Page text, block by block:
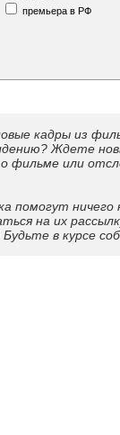
премьера в РФ
кадры из
Ждете
фильме или
помогут
на их
в курсе